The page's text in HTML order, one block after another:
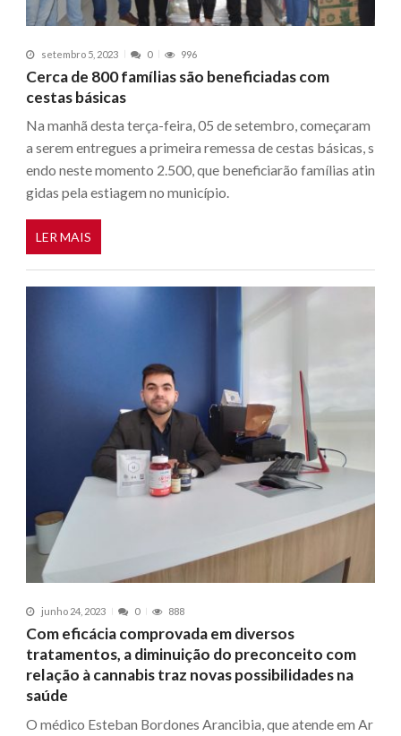
setembro 5, 2023 0 996
Cerca de 800 famílias são beneficiadas com
cestas básicas
Na manhã desta terça-feira, 05 de setembro, começaram
a serem entregues a primeira remessa de cestas básicas, s
endo neste momento 2.500, que beneficiarão famílias atin
gidas pela estiagem no município.
LER MAIS
junho 24, 2023 0 888
Com eficácia comprovada em diversos
tratamentos, a diminuição do preconceito com
relação à cannabis traz novas possibilidades na
saúde
O médico Esteban Bordones Arancibia, que atende em Ar